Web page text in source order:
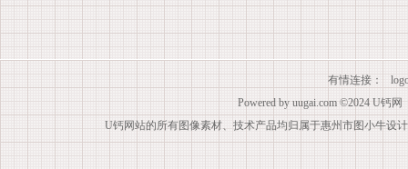
有情连接：
Powered by uugai.com ©2024 U钙网
U钙网站的所有图像素材、技术产品均归属于惠州市图小牛设